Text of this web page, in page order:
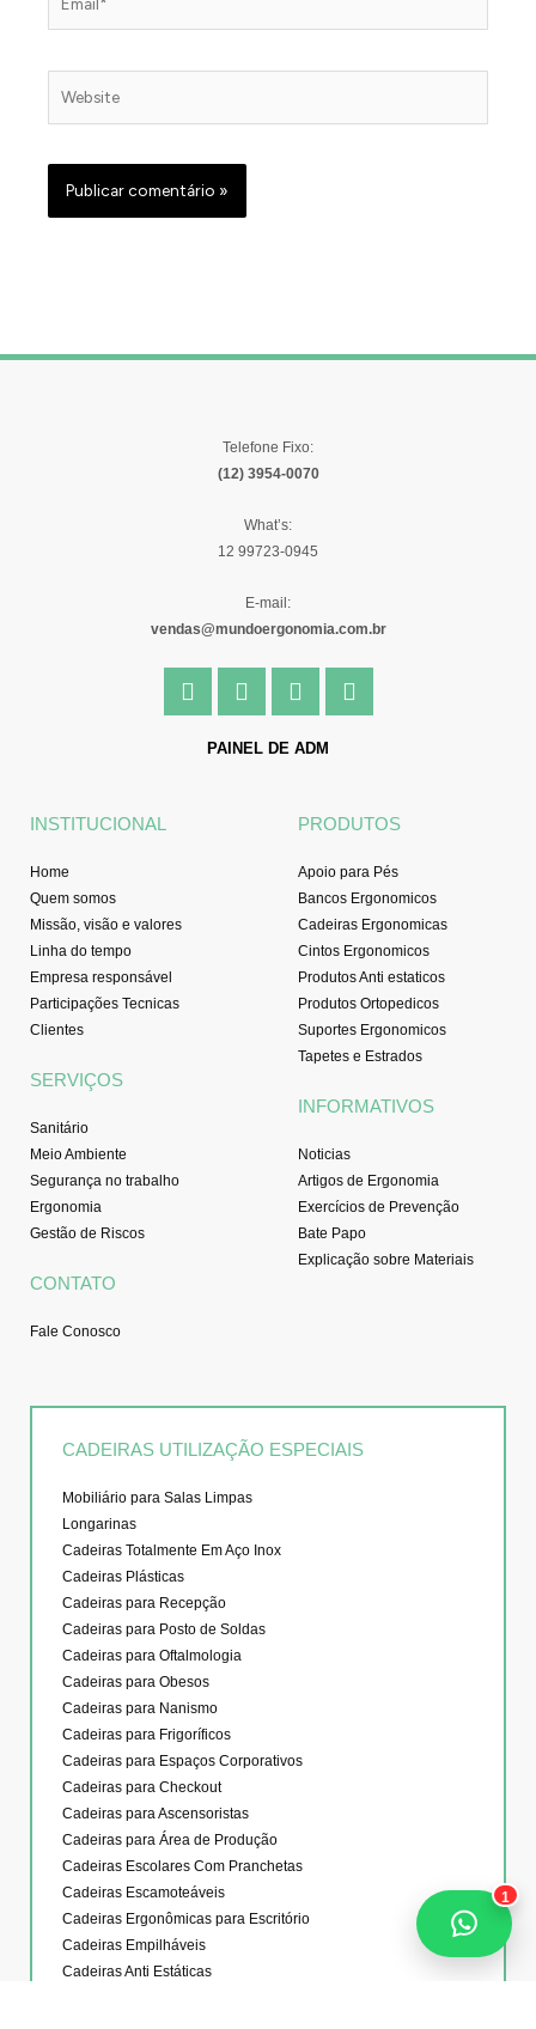
Telefone Fixo:
(12) 3954-0070
What’s:
12 99723-0945
E-mail:
vendas@mundoergonomia.com.br
F
a
I
n
t
Y
o
t
e
L
i
i
PAINEL DE ADM
INSTITUCIONAL
Home
Quem somos
Missão, visão e valores
Linha do tempo
Empresa responsável
Participações Tecnicas
Clientes
SERVIÇOS
Sanitário
Meio Ambiente
Segurança no trabalho
Ergonomia
Gestão de Riscos
CONTATO
Fale Conosco
PRODUTOS
Apoio para Pés
Bancos Ergonomicos
Cadeiras Ergonomicas
Cintos Ergonomicos
Produtos Anti estaticos
Produtos Ortopedicos
Suportes Ergonomicos
Tapetes e Estrados
INFORMATIVOS
Noticias
Artigos de Ergonomia
Exercícios de Prevenção
Bate Papo
Explicação sobre Materiais
CADEIRAS UTILIZAÇÃO ESPECIAIS
Mobiliário para Salas Limpas
Longarinas
Cadeiras Totalmente Em Aço Inox
Cadeiras Plásticas
Cadeiras para Recepção
Cadeiras para Posto de Soldas
Cadeiras para Oftalmologia
Cadeiras para Obesos
Cadeiras para Nanismo
Cadeiras para Frigoríficos
Cadeiras para Espaços Corporativos
Cadeiras para Checkout
Cadeiras para Ascensoristas
Cadeiras para Área de Produção
Cadeiras Escolares Com Pranchetas
Cadeiras Escamoteáveis
Cadeiras Ergonômicas para Escritório
Cadeiras Empilháveis
Cadeiras Anti Estáticas
1